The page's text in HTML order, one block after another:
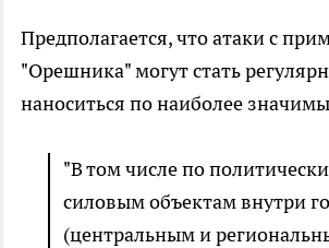
Предполагается, что атаки с
"Орешника" могут стать
наноситься по наиболее
"В том числе по
силовым объектам внутри
(центральным и